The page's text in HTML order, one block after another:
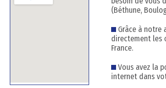
(Béthune,
Grâce à notre
directement les
France.
Vous avez la
internet dans